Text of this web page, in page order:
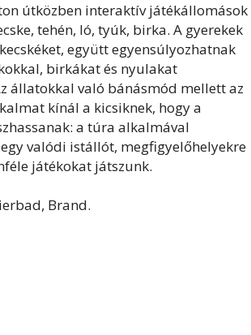
útközben interaktív játékállomások
tehén, ló, tyúk, birka. A gyerekek
együtt egyensúlyozhatnak
birkákat és nyulakat
állatokkal való bánásmód mellett az
kínál a kicsiknek, hogy a
a túra alkalmával
valódi istállót, megfigyelőhelyekre
játékokat játszunk.
Brand.